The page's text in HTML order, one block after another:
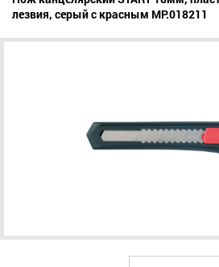
лезвия, серый с красным MP.018211